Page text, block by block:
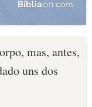
mas, antes,
uns dos